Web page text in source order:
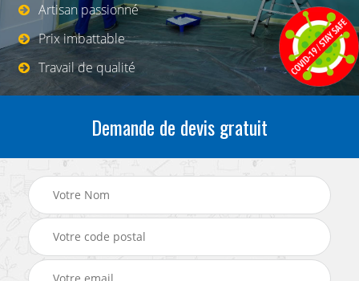
Artisan passionné
Prix imbattable
Travail de qualité
Demande de devis gratuit